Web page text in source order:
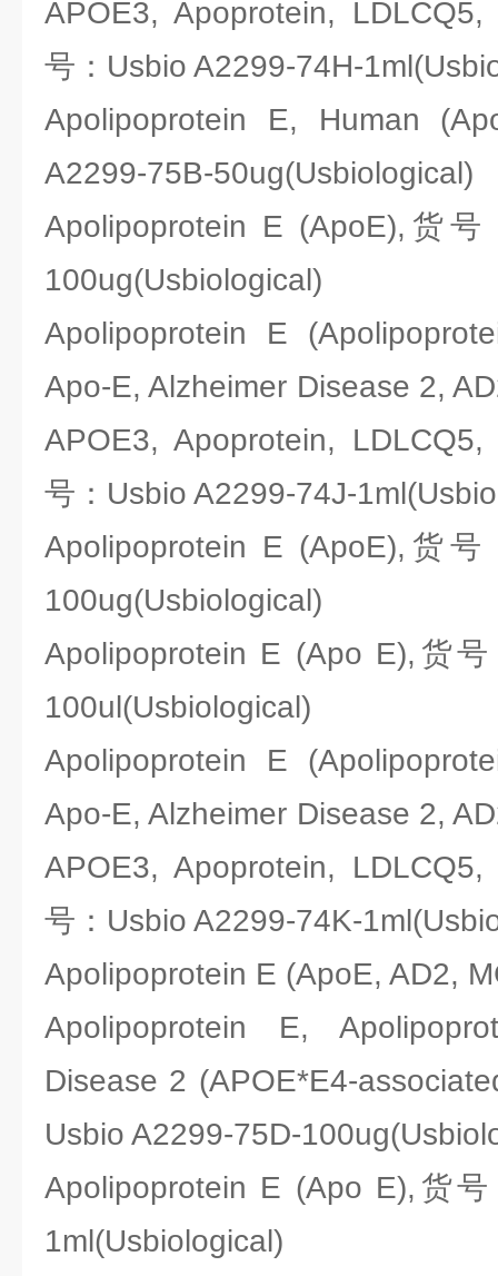
APOE3, Apoprotein,
号：Usbio A2299-74H-
Apolipoprotein E, Human
A2299-75B-50ug(Usbiological)
Apolipoprotein E (ApoE),货号
100ug(Usbiological)
Apolipoprotein E
Apo-E, Alzheimer Disease 2,
APOE3, Apoprotein,
号：Usbio A2299-74J-
Apolipoprotein E (ApoE),货号
100ug(Usbiological)
Apolipoprotein E (Apo E),货
100ul(Usbiological)
Apolipoprotein E
Apo-E, Alzheimer Disease 2,
APOE3, Apoprotein,
号：Usbio A2299-74K-
Apolipoprotein E (ApoE, AD2,
Apolipoprotein E,
Disease 2 (APOE*E4-
Usbio A2299-75D-
Apolipoprotein E (Apo E),货
1ml(Usbiological)